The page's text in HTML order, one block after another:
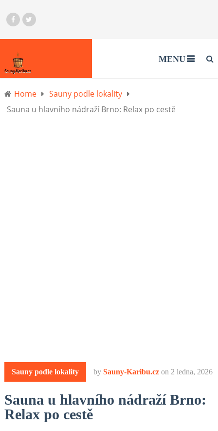
MENU
Home
Sauny podle lokality
Sauna u hlavního nádraží Brno: Relax po cestě
Sauny podle lokality by Sauny-Karibu.cz on 2 ledna, 2026
Sauna u hlavního nádraží Brno:
Relax po cestě